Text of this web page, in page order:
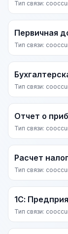
Тип связи:
Первичная
Тип связи:
Тип связи:
Отчет о
Тип связи:
Расчет
Тип связи:
1С:
Тип связи: